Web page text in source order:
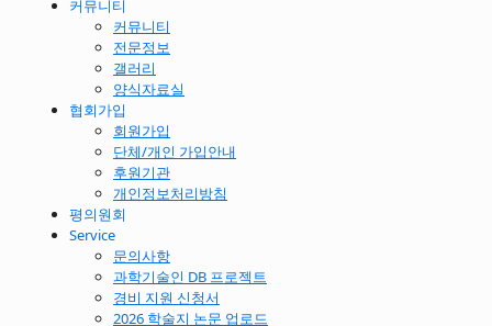
커뮤니티
커뮤니티
전문정보
갤러리
양식자료실
협회가입
회원가입
단체/개인 가입안내
후원기관
개인정보처리방침
평의원회
Service
문의사항
과학기술인 DB 프로젝트
경비 지원 신청서
2026 학술지 논문 업로드